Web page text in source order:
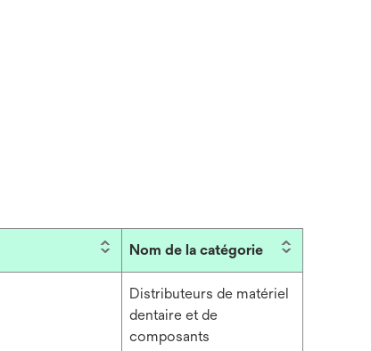
Nom de la catégorie
Distributeurs de matériel
dentaire et de
composants